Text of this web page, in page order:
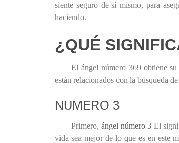
siente seguro de sí mismo, para
haciendo.
¿QUÉ
El ángel número 369 obtiene
están relacionados con la búsqueda
NUMERO 3
Primero,ángel número 3 El
vida sea mejor de lo que es en este